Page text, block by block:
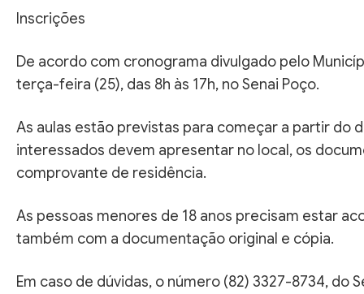
Inscrições
De acordo com cronograma divulgado pelo
terça-feira (25), das 8h às 17h, no Senai Poço.
As aulas estão previstas para começar a partir do
interessados devem apresentar no local, os
comprovante de residência.
As pessoas menores de 18 anos precisam estar
também com a documentação original e cópia.
Em caso de dúvidas, o número (82) 3327-8734, do